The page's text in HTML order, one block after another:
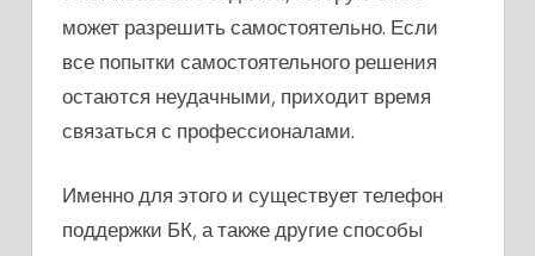
может разрешить самостоятельно. Если
все попытки самостоятельного решения
остаются неудачными, приходит время
связаться с профессионалами.
Именно для этого и существует телефон
поддержки БК, а также другие способы